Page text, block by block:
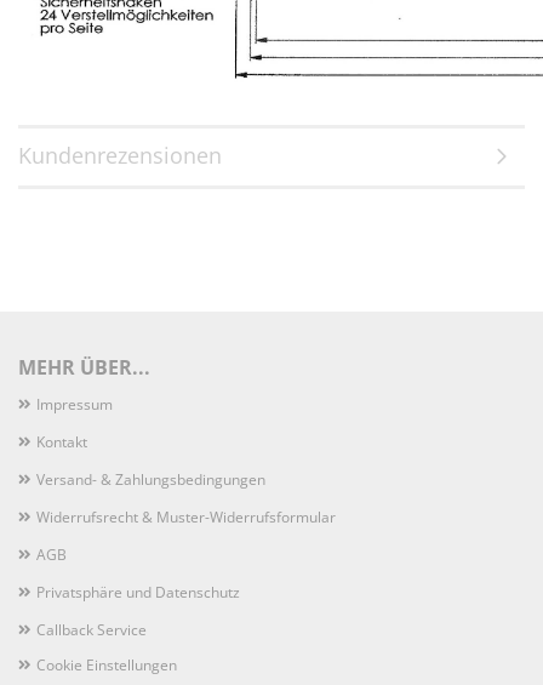
Kundenrezensionen
MEHR ÜBER...
Impressum
Kontakt
Versand- & Zahlungsbedingungen
Widerrufsrecht & Muster-Widerrufsformular
AGB
Privatsphäre und Datenschutz
Callback Service
Cookie Einstellungen